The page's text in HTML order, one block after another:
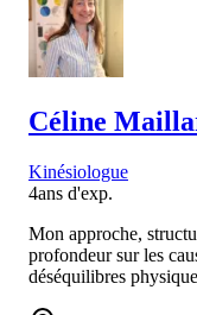
Céline
Kinésiologue
4ans d'exp.
Mon approche,
profondeur sur les
déséquilibres